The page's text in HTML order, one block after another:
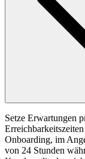
Setze Erwartungen
Onboarding, im
von 24 Stunden